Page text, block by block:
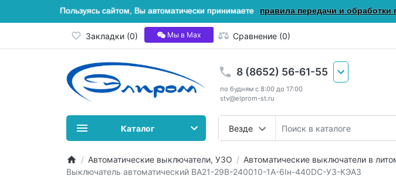
Пользуясь сайтом, Вы автоматически принимаете правила передачи и
Закладки (0) Мы в Мах Сравнение (0)
8 (8652) 56-61-55
по будням с 8:00 до 17:00
stv@elprom-st.ru
Везде
Каталог
Автоматические выключатели, УЗО Автоматические выключатели в
Выключатель автоматический ВА21-29В-240010-1А-6Iн-440DC-У3-КЭАЗ